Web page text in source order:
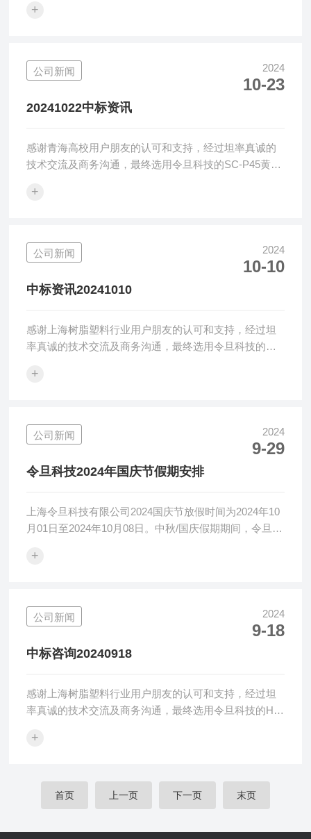
广泛应用在树脂塑料、汽车玻璃、光学膜屏等行业的颜
力于提供优化的表观检测解决方案，提供优质可靠的黄
色指数仪、透光率雾度计、变角度光泽度仪、清晰度计
等光学检测设备、方案及服务。上海令旦科技有限公司
将继续做好产品及服务，帮助广大中国用户解决...
+
公司新闻 2024
10-23
20241022中标资讯
感谢青海高校用户朋友的认可和支持，经过坦率真诚的
技术交流及商务沟通，最终选用令旦科技的SC-P45黄色
泛应用在树脂塑料、汽车玻璃、光学膜屏等行业的颜
力于提供优化的表观检测解决方案，提供优质可靠的黄
色指数仪、透光率雾度计、变角度光泽度仪、清晰度计
等光学检测设备、方案及服务。上海令旦科技有限公司
将继续做好产品及服务，帮助广大中国用户解决光...
+
公司新闻 2024
10-10
中标资讯20241010
感谢上海树脂塑料行业用户朋友的认可和支持，经过坦
率真诚的技术交流及商务沟通，最终选用令旦科技的
检测仪器广泛应用在树脂塑料、汽车玻璃、光学膜屏等
旦科技致力于提供优化的表观检测解决方案，提供优质
可靠的黄色指数仪、透光率雾度计、变角度光泽度仪、
清晰度计等光学检测设备、方案及服务。上海令旦科技
有限公司将继续做好产品及服务，帮助广大中国用...
+
公司新闻 2024
9-29
令旦科技2024年国庆节假期安排
上海令旦科技有限公司2024国庆节放假时间为2024年10
月01日至2024年10月08日。中秋/国庆假期期间，令旦科
在线技术咨询和售后服务，如有需要可联系对应技术或
颜色、雾度、透光率、光泽度、清晰度、写像性、鲜映
性、光泽度等一站式检测服务。国庆假期期间，请新老
用户朋友们注意安全，做好相应的防护措施。令旦科技
祝伟大的祖国繁荣昌盛，人民...
+
公司新闻 2024
9-18
中标咨询20240918
感谢上海树脂塑料行业用户朋友的认可和支持，经过坦
率真诚的技术交流及商务沟通，最终选用令旦科技的HZ-
测仪器广泛应用在树脂塑料、汽车玻璃、光学膜屏等行
旦科技致力于提供优化的表观检测解决方案，提供优质
可靠的黄色指数仪、透光率雾度计、变角度光泽度仪、
+
首页 上一页 下一页 末页